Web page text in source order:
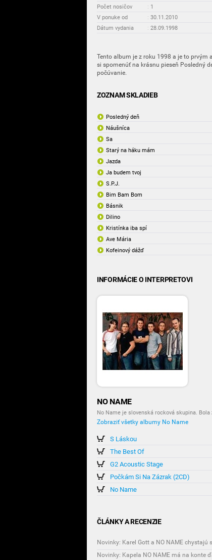
Počet nosičov
: 1
V ponuke od
: 30.11.2010
Dátum vydania
: 28.09.1998
Tento album je z roku 1998 a je to prvým
si spomenúť na krásnu pieseň Posledný
počúvanie.
ZOZNAM SKLADIEB
Posledný deň
Náušníca
Sa
Starý na háku mám
Jazda
Ja budem tvoj
S.P.J.
Bim Bam Bom
Básnik
Dilino
Kristínka iba spí
Ave Mária
Kofeinový dážď
INFORMÁCIE O INTERPRETOVI
NO NAME
No Name je slovenská rocková skupina.
Zobraziť všetky albumy No Name
S Láskou
The Best Of
G2 Acoustic Stage
Počkám Si Na Zázrak (2CD)
No Name
ČLÁNKY A RECENZIE
Novinky: Karel Gott a NO NAME chystajú